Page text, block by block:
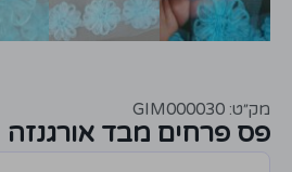
מק״ט: GIM000030
פס פרחים מבד אורגנזה